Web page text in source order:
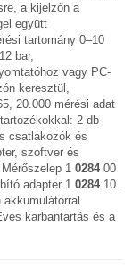
a kijelzőn a
együtt
tartomány 0–10
bar,
vagy PC-
keresztül,
20.000 mérési adat
2 db
csatlakozók és
szoftver és
Mérőszelep 1028400
adapter 1028410.
karbantartás és a